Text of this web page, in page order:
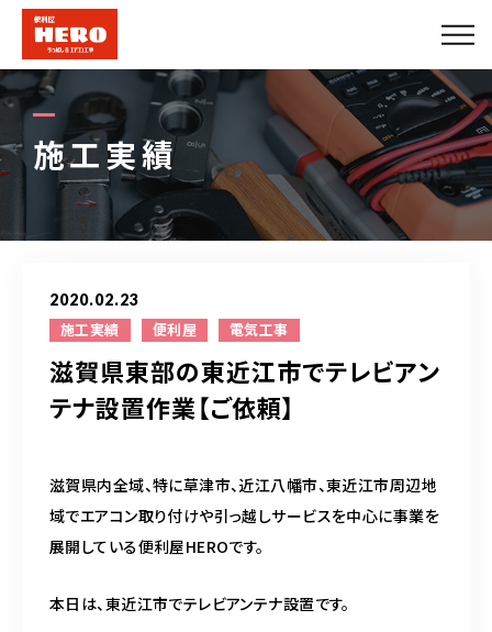
施工実績
2020.02.23
施工実績 便利屋 電気工事
滋賀県東部の東近江市でテレビアン
テナ設置作業【ご依頼】
滋賀県内全域、特に草津市、近江八幡市、東近江市周辺地
域でエアコン取り付けや引っ越しサービスを中心に事業を
展開している便利屋HEROです。
本日は、東近江市でテレビアンテナ設置です。
会社概要
エアコンメニュー
便利屋メニュー
施工実績
法人のお客様
スポットスタッフ募集中
080-9122-1616